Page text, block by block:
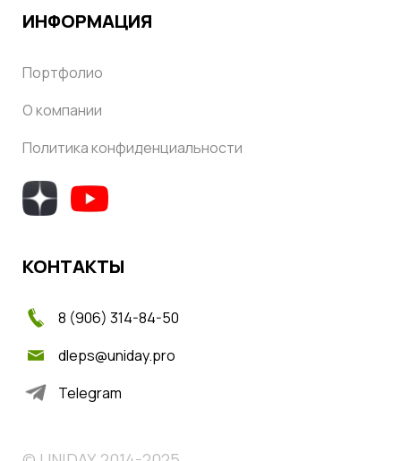
ИНФОРМАЦИЯ
Портфолио
О компании
Политика конфиденциальности
КОНТАКТЫ
8 (906) 314-84-50
dleps@uniday.pro
Telegram